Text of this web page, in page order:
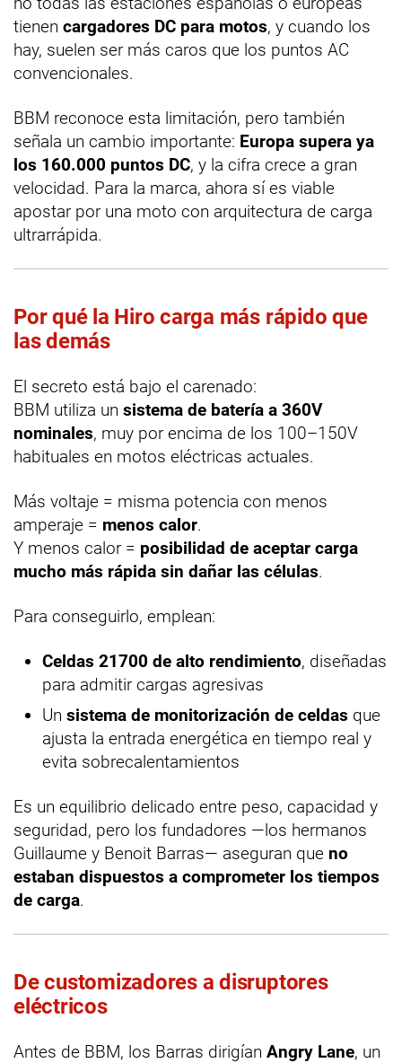
tienen cargadores DC para motos, y cuando los
hay, suelen ser más caros que los puntos AC
convencionales.
BBM reconoce esta limitación, pero también
señala un cambio importante: Europa supera ya
los 160.000 puntos DC, y la cifra crece a gran
velocidad. Para la marca, ahora sí es viable
apostar por una moto con arquitectura de carga
ultrarrápida.
Por qué la Hiro carga más rápido que
las demás
El secreto está bajo el carenado:
BBM utiliza un sistema de batería a 360V
nominales, muy por encima de los 100–150V
habituales en motos eléctricas actuales.
Más voltaje = misma potencia con menos
amperaje = menos calor.
Y menos calor = posibilidad de aceptar carga
mucho más rápida sin dañar las células.
Para conseguirlo, emplean:
Celdas 21700 de alto rendimiento, diseñadas
para admitir cargas agresivas
Un sistema de monitorización de celdas que
ajusta la entrada energética en tiempo real y
evita sobrecalentamientos
Es un equilibrio delicado entre peso, capacidad y
seguridad, pero los fundadores —los hermanos
Guillaume y Benoit Barras— aseguran que no
estaban dispuestos a comprometer los tiempos
de carga.
De customizadores a disruptores
eléctricos
Antes de BBM, los Barras dirigían Angry Lane, un